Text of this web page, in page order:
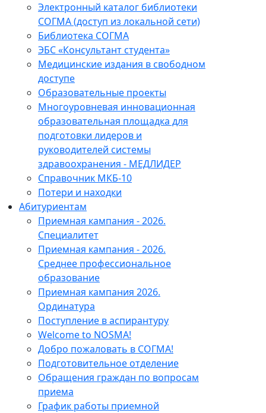
Электронный каталог библиотеки
СОГМА (доступ из локальной сети)
Библиотека СОГМА
ЭБС «Консультант студента»
Медицинские издания в свободном
доступе
Образовательные проекты
Многоуровневая инновационная
образовательная площадка для
подготовки лидеров и
руководителей системы
здравоохранения - МЕДЛИДЕР
Справочник МКБ-10
Потери и находки
Абитуриентам
Приемная кампания - 2026.
Специалитет
Приемная кампания - 2026.
Среднее профессиональное
образование
Приемная кампания 2026.
Ординатура
Поступление в аспирантуру
Welcome to NOSMA!
Добро пожаловать в СОГМА!
Подготовительное отделение
Обращения граждан по вопросам
приема
График работы приемной